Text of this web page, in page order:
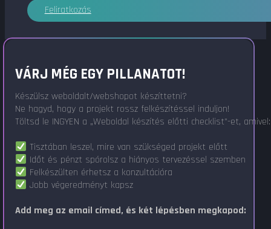
Feliratkozás
VÁRJ MÉG EGY PILLANATOT!
Készülsz weboldalt/webshopot készíttetni?
Ne hagyd, hogy a projekt rossz felkészítéssel induljon!
Töltsd le INGYEN a „Weboldal készítés előtti checklist"-et, amivel:
Tisztában leszel, mire van szükséged projekt előtt
Időt és pénzt spórolsz a hiányos tervezéssel szemben
Felkészülten érhetsz a konzultációra
Jobb végeredményt kapsz
Add meg az email címed, és két lépésben megkapod: